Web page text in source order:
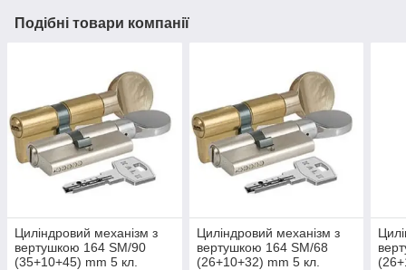
Подібні товари компанії
Циліндровий механізм з
вертушкою 164 SM/90
(35+10+45) mm 5 кл.
Циліндровий механізм з
вертушкою 164 SM/68
(26+10+32) mm 5 кл.